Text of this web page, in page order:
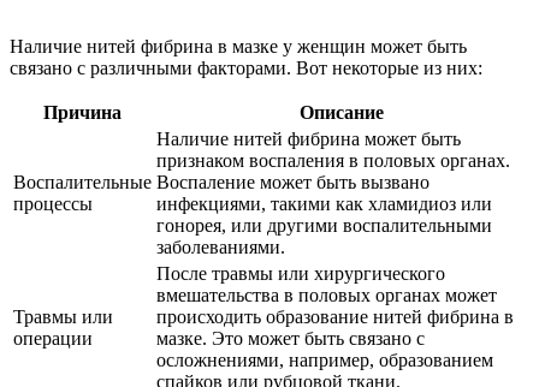
Наличие нитей фибрина в мазке у женщин может быть
связано с различными факторами. Вот некоторые из них:
Причина Описание
Воспалительные
процессы
Наличие нитей фибрина может быть
признаком воспаления в половых органах.
Воспаление может быть вызвано
инфекциями, такими как хламидиоз или
гонорея, или другими воспалительными
заболеваниями.
Травмы или
операции
После травмы или хирургического
вмешательства в половых органах может
происходить образование нитей фибрина в
мазке. Это может быть связано с
осложнениями, например, образованием
спайков или рубцовой ткани.